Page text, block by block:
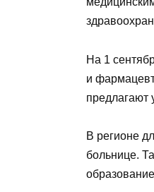
На 1
и
предлагают
В регионе
больнице.